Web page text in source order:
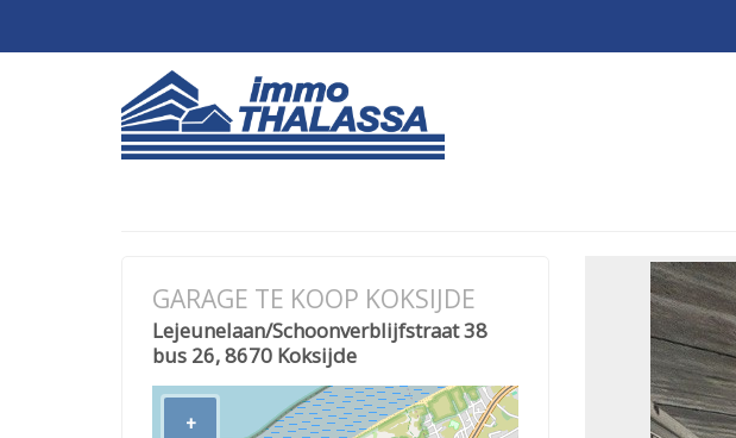
GARAGE TE KOOP KOKSIJDE
Lejeunelaan/Schoonverblijfstraat 38
bus 26, 8670 Koksijde
+